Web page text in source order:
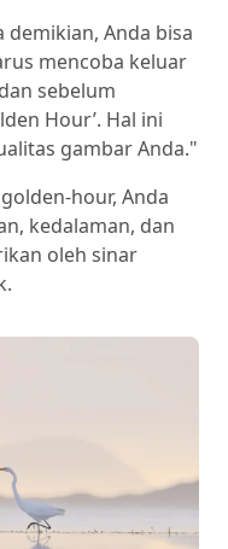
Anda bisa
mencoba keluar
sebelum
Hour’. Hal ini
gambar Anda."
hour, Anda
kedalaman, dan
oleh sinar